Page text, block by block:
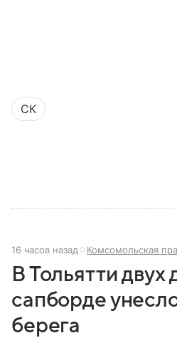
СК
16 часов назад Комсомольская
В Тольятти двух
сапборде
берега